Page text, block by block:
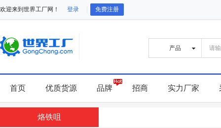
欢迎来到世界工厂网！ 登录 免费注册
首页 优质货源 品牌 招商 实力厂家
烙铁咀